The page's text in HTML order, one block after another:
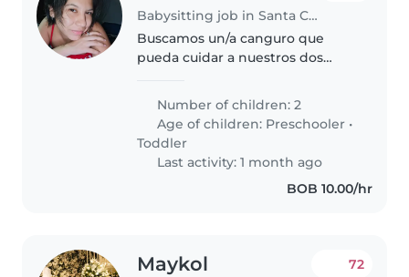
Babysitting job in Santa Cruz
Buscamos un/a canguro que
pueda cuidar a nuestros dos
y un bebé. Nuestros hijos son
muy energéticos, juguetones y
habladores. Nos encantaría
alguien..
Number of children: 2
Age of children: Preschooler •
Toddler
Last activity: 1 month ago
BOB 10.00/hr
Maykol 72